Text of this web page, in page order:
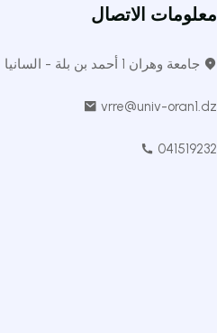
معلومات الاتصال
جامعة وهران 1 أحمد بن بلة - السانيا
vrre@univ-oran1.dz
041519232